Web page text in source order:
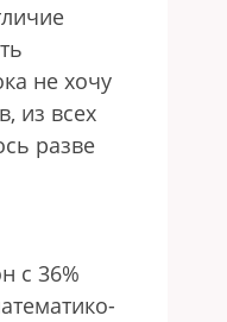
не хочу
из всех
разве
с 36%